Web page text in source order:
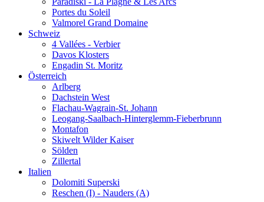
Portes du Soleil
Valmorel Grand Domaine
Schweiz
4 Vallées - Verbier
Davos Klosters
Engadin St. Moritz
Österreich
Arlberg
Dachstein West
Flachau-Wagrain-St. Johann
Leogang-Saalbach-Hinterglemm-Fieberbrunn
Montafon
Skiwelt Wilder Kaiser
Sölden
Zillertal
Italien
Dolomiti Superski
Reschen (I) - Nauders (A)